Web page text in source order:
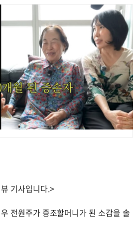
기사입니다.>
전원주가 증조할머니가 된 소감을 솔